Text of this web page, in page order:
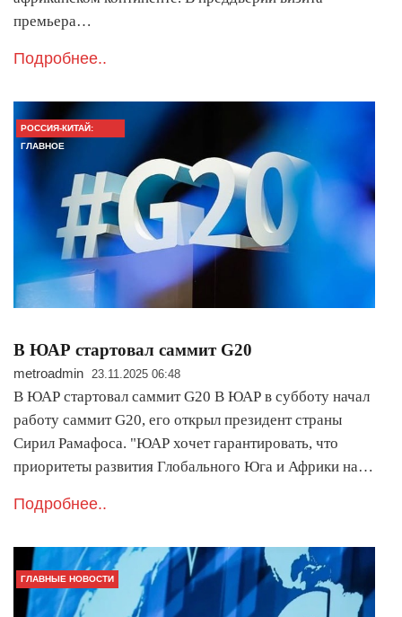
премьера…
Подробнее..
РОССИЯ-КИТАЙ:
ГЛАВНОЕ
В ЮАР стартовал саммит G20
metroadmin 23.11.2025 06:48
В ЮАР стартовал саммит G20 В ЮАР в субботу начал
работу саммит G20, его открыл президент страны
Сирил Рамафоса. "ЮАР хочет гарантировать, что
приоритеты развития Глобального Юга и Африки на…
Подробнее..
ГЛАВНЫЕ НОВОСТИ